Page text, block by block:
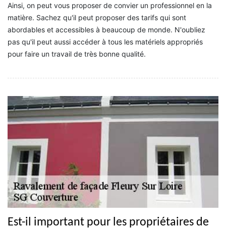
Ainsi, on peut vous proposer de convier un professionnel en la
matière. Sachez qu'il peut proposer des tarifs qui sont
abordables et accessibles à beaucoup de monde. N'oubliez
pas qu'il peut aussi accéder à tous les matériels appropriés
pour faire un travail de très bonne qualité.
Est-il important pour les propriétaires de